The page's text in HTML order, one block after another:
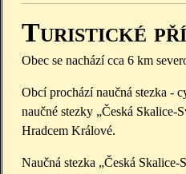
Turistické
Obec se nachází cca 6 km
Obcí prochází naučná stezka -
naučné stezky „Česká
Hradcem Králové.
Naučná stezka „Česká